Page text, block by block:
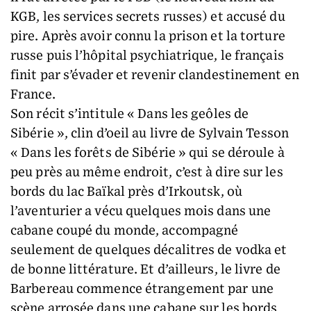
KGB, les services secrets russes) et accusé du
pire. Après avoir connu la prison et la torture
russe puis l’hôpital psychiatrique, le français
finit par s’évader et revenir clandestinement en
France.
Son récit s’intitule « Dans les geôles de
Sibérie », clin d’oeil au livre de Sylvain Tesson
« Dans les forêts de Sibérie » qui se déroule à
peu près au même endroit, c’est à dire sur les
bords du lac Baïkal près d’Irkoutsk, où
l’aventurier a vécu quelques mois dans une
cabane coupé du monde, accompagné
seulement de quelques décalitres de vodka et
de bonne littérature. Et d’ailleurs, le livre de
Barbereau commence étrangement par une
scène arrosée dans une cabane sur les bords